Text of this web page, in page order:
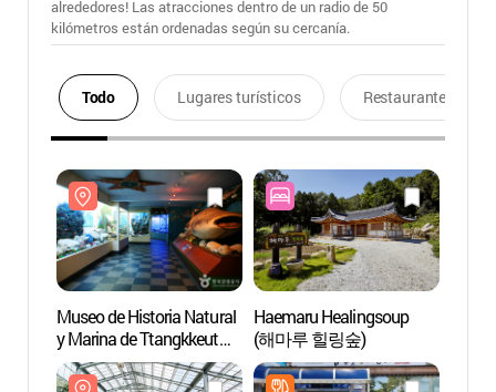
alrededores! Las atracciones dentro de un radio de 50
kilómetros están ordenadas según su cercanía.
Todo Lugares turísticos Restaurantes
Museo de Historia Natural
y Marina de Ttangkkeut
(땅끝해양자연사박물관)
Haemaru Healingsoup
(해마루 힐링숲)